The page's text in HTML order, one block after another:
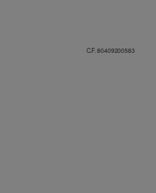
C.F. 80409200583